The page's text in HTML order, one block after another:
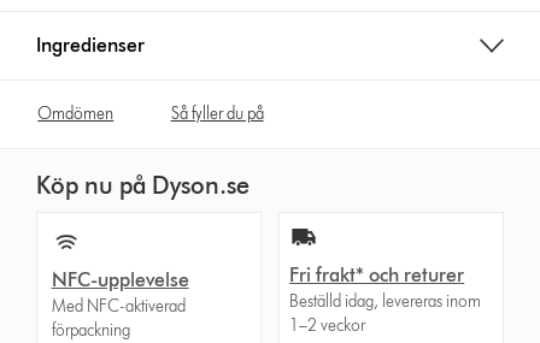
Ingredienser
Omdömen Så fyller du på
Köp nu på Dyson.se
NFC-upplevelse
Med NFC-aktiverad
förpackning
Fri frakt* och returer
Beställd idag, levereras inom
1–2 veckor